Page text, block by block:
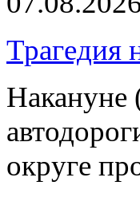
Трагедия
Накануне
округе